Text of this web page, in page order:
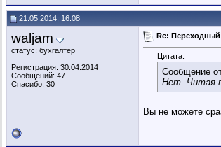
21.05.2014, 16:08
waljam
статус: бухгалтер
Регистрация: 30.04.2014
Сообщений: 47
Спасибо: 30
Re:
Цитата:
Сообщение
Нет. Читая
Вы не можете